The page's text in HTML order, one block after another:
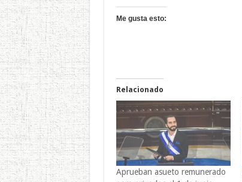
Me gusta esto:
Relacionado
Aprueban asueto remunerado